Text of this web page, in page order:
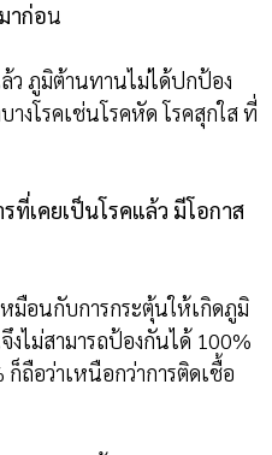
าก่อน
ล้ว ภูมิต้านทานไม่ได้ปกป้อง
งโรคเช่นโรคหัด โรคสุกใส ที่
ที่เคยเป็นโรคแล้ว มีโอกาส
มือนกับการกระตุ้นให้เกิดภูมิ
ไม่สามารถป้องกันได้ 100%
ถือว่าเหนือกว่าการติดเชื้อ